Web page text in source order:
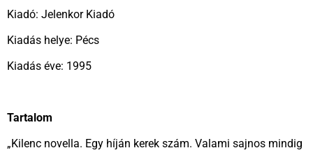
Kiadó: Jelenkor Kiadó
Kiadás helye: Pécs
Kiadás éve: 1995
Tartalom
„Kilenc novella. Egy híján kerek szám. Valami sajnos mindig